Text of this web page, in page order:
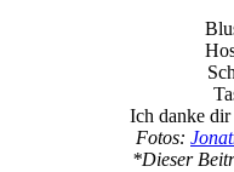
Ich danke
Fotos:
*Dieser